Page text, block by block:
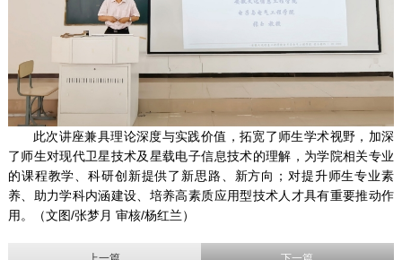
此次讲座兼具理论深度与实践价值，拓宽了师生学术视野，加深
了师生对现代卫星技术及星载电子信息技术的理解，为学院相关专业
的课程教学、科研创新提供了新思路、新方向；对提升师生专业素
养、助力学科内涵建设、培养高素质应用型技术人才具有重要推动作
用。（文图/张梦月 审核/杨红兰）